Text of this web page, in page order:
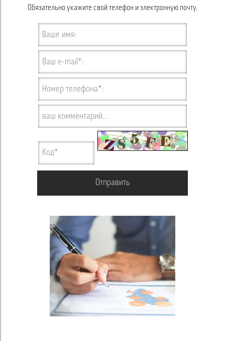
Обязательно укажите свой телефон и электронную почту.